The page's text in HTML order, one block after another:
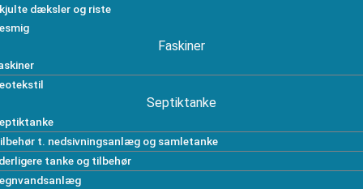
dæksler og riste
Faskiner
Septiktanke
t. nedsivningsanlæg og samletanke
tanke og tilbehør